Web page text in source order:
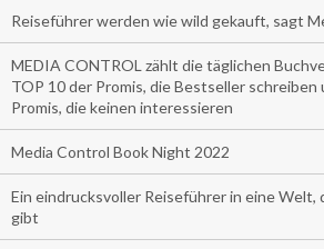
Reiseführer werden wie wild gekauft, sagt
MEDIA CONTROL zählt die täglichen
TOP 10 der Promis, die Bestseller schreiben
Promis, die keinen interessieren
Media Control Book Night 2022
Ein eindrucksvoller Reiseführer in eine Welt,
gibt